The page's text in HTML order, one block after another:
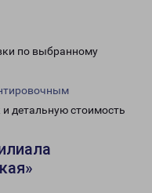
по выбранному
и детальную стоимость